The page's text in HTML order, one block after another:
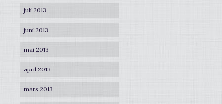
juli 2013
juni 2013
mai 2013
april 2013
mars 2013